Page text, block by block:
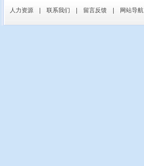
人力资源 联系我们 留言反馈 网站导航